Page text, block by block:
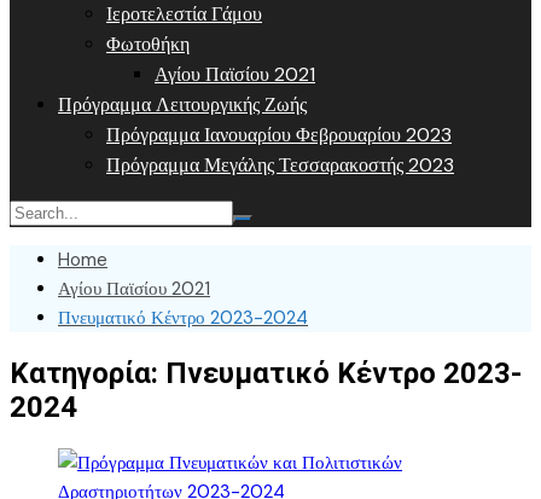
Ιεροτελεστία Γάμου
Φωτοθήκη
Αγίου Παϊσίου 2021
Πρόγραμμα Λειτουργικής Ζωής
Πρόγραμμα Ιανουαρίου Φεβρουαρίου 2023
Πρόγραμμα Μεγάλης Τεσσαρακοστής 2023
Home
Αγίου Παϊσίου 2021
Πνευματικό Κέντρο 2023-2024
Κατηγορία: Πνευματικό Κέντρο 2023-
2024